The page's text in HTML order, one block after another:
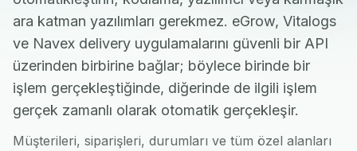
ara katman yazılımları gerekmez. eGrow, Vitalogs
ve Navex delivery uygulamalarını güvenli bir API
üzerinden birbirine bağlar; böylece birinde bir
işlem gerçekleştiğinde, diğerinde de ilgili işlem
gerçek zamanlı olarak otomatik gerçekleşir.
Müşterileri, siparişleri, durumları ve tüm özel alanları